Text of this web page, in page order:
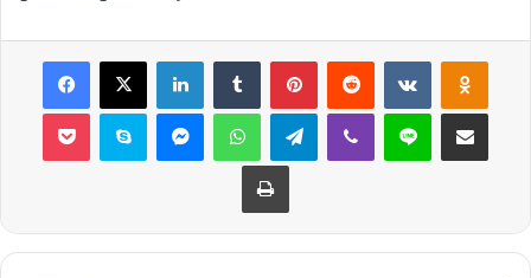
Facebook
X LinkedInTumblr PinterestReddit VKontakte
Pocket Skype MessengerWhatsAppTelegramViber Line E-Posta ile
Yazdır